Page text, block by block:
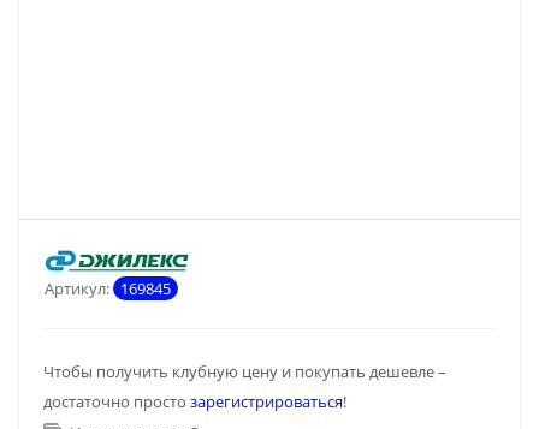
Артикул: 169845
Чтобы получить клубную цену и покупать дешевле –
достаточно просто зарегистрироваться!